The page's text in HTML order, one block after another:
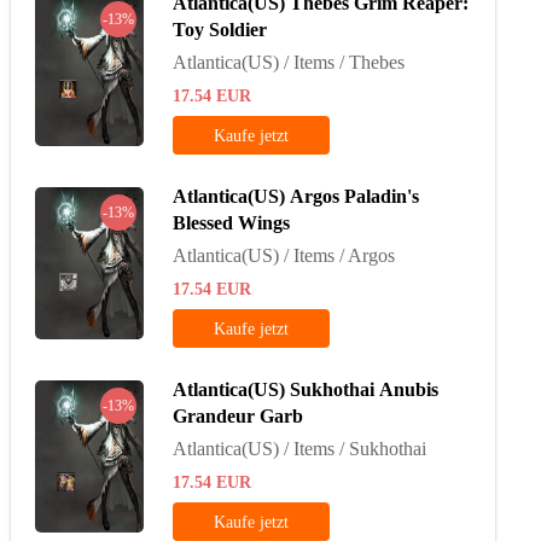
-13%
Toy Soldier
Atlantica(US) / Items / Thebes
17.54 EUR
Kaufe jetzt
-13%
Atlantica(US) Argos Paladin's
Blessed Wings
Atlantica(US) / Items / Argos
17.54 EUR
Kaufe jetzt
-13%
Atlantica(US) Sukhothai Anubis
Grandeur Garb
Atlantica(US) / Items / Sukhothai
17.54 EUR
Kaufe jetzt